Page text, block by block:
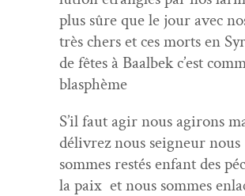
plus sûre que le jour avec
très chers et ces morts en
de fêtes à Baal­bek c’est
blasphème
S’il faut agir nous agirons
délivrez nous seigneur nous
sommes restés enfant des
la paix et nous sommes